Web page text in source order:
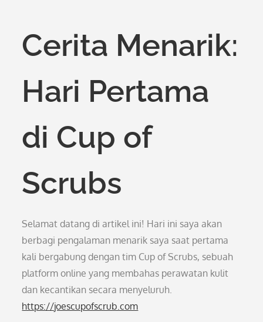
Cerita Menarik:
Hari Pertama
di Cup of
Scrubs
Selamat datang di artikel ini! Hari ini saya akan
berbagi pengalaman menarik saya saat pertama
kali bergabung dengan tim Cup of Scrubs, sebuah
platform online yang membahas perawatan kulit
dan kecantikan secara menyeluruh.
https://joescupofscrub.com